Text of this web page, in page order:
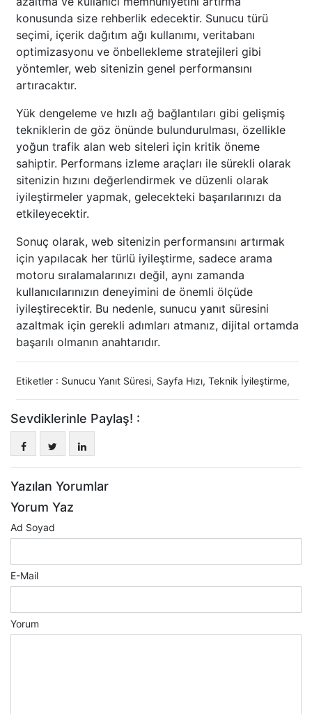
konusunda size rehberlik edecektir. Sunucu türü
seçimi, içerik dağıtım ağı kullanımı, veritabanı
optimizasyonu ve önbellekleme stratejileri gibi
yöntemler, web sitenizin genel performansını
artıracaktır.
Yük dengeleme ve hızlı ağ bağlantıları gibi gelişmiş
tekniklerin de göz önünde bulundurulması, özellikle
yoğun trafik alan web siteleri için kritik öneme
sahiptir. Performans izleme araçları ile sürekli olarak
sitenizin hızını değerlendirmek ve düzenli olarak
iyileştirmeler yapmak, gelecekteki başarılarınızı da
etkileyecektir.
Sonuç olarak, web sitenizin performansını artırmak
için yapılacak her türlü iyileştirme, sadece arama
motoru sıralamalarınızı değil, aynı zamanda
kullanıcılarınızın deneyimini de önemli ölçüde
iyileştirecektir. Bu nedenle, sunucu yanıt süresini
azaltmak için gerekli adımları atmanız, dijital ortamda
başarılı olmanın anahtarıdır.
Etiketler : Sunucu Yanıt Süresi, Sayfa Hızı, Teknik İyileştirme,
Sevdiklerinle Paylaş! :
Yazılan Yorumlar
Yorum Yaz
Ad Soyad
E-Mail
Yorum